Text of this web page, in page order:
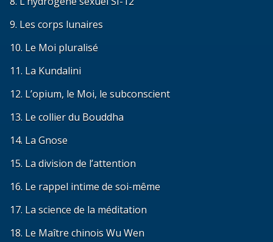
9. Les corps lunaires
10. Le Moi pluralisé
11. La Kundalini
12. L’opium, le Moi, le subconscient
13. Le collier du Bouddha
14. La Gnose
15. La division de l’attention
16. Le rappel intime de soi-même
17. La science de la méditation
18. Le Maître chinois Wu Wen